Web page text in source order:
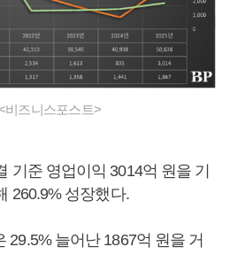
비즈니스포스트>
기준 영업이익 3014억 원을 기
260.9% 성장했다.
29.5% 늘어난 1867억 원을 거